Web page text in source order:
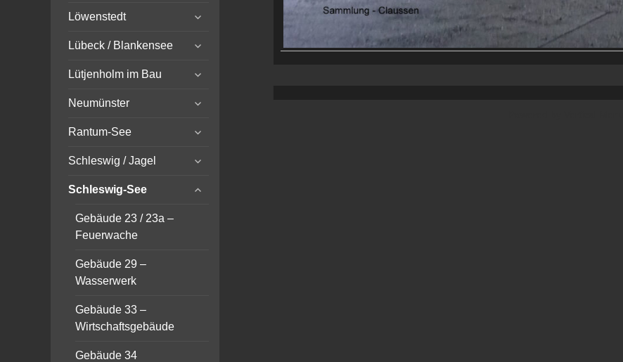
menu
Löwenstedt
expand
menu
Lübeck / Blankensee
expand
menu
Lütjenholm im Bau
expand
menu
Neumünster
expand
menu
Rantum-See
expand
menu
Schleswig / Jagel
expand
menu
Schleswig-See
expand
Gebäude 23 / 23a –
Feuerwache
Gebäude 29 –
Wasserwerk
Gebäude 33 –
Wirtschaftsgebäude
Gebäude 34